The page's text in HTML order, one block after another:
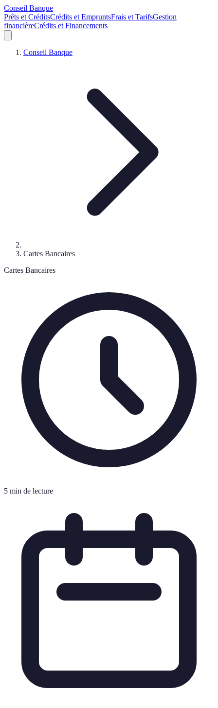
Conseil Banque
Prêts et CréditsCrédits et EmpruntsFrais et TarifsGestion
financièreCrédits et Financements
Conseil Banque
Cartes Bancaires
Cartes Bancaires
5 min de lecture